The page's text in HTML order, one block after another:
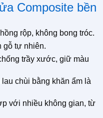
Composite bền
rộp, không bong tróc.
gỗ tự nhiên.
trầy xước, giữ màu
lau chùi bằng khăn ẩm là
với nhiều không gian, từ